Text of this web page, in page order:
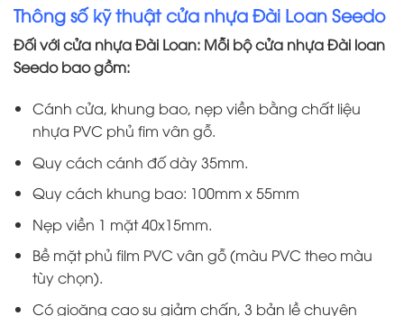
Thông số kỹ thuật cửa nhựa Đài Loan Seedo
Đối với cửa nhựa Đài Loan: Mỗi bộ cửa nhựa Đài loan
Seedo bao gồm:
Cánh cửa, khung bao, nẹp viền bằng chất liệu
nhựa PVC phủ fim vân gỗ.
Quy cách cánh đố dày 35mm.
Quy cách khung bao: 100mm x 55mm
Nẹp viền 1 mặt 40x15mm.
Bề mặt phủ film PVC vân gỗ (màu PVC theo màu
tùy chọn).
Có gioăng cao su giảm chấn, 3 bản lề chuyên